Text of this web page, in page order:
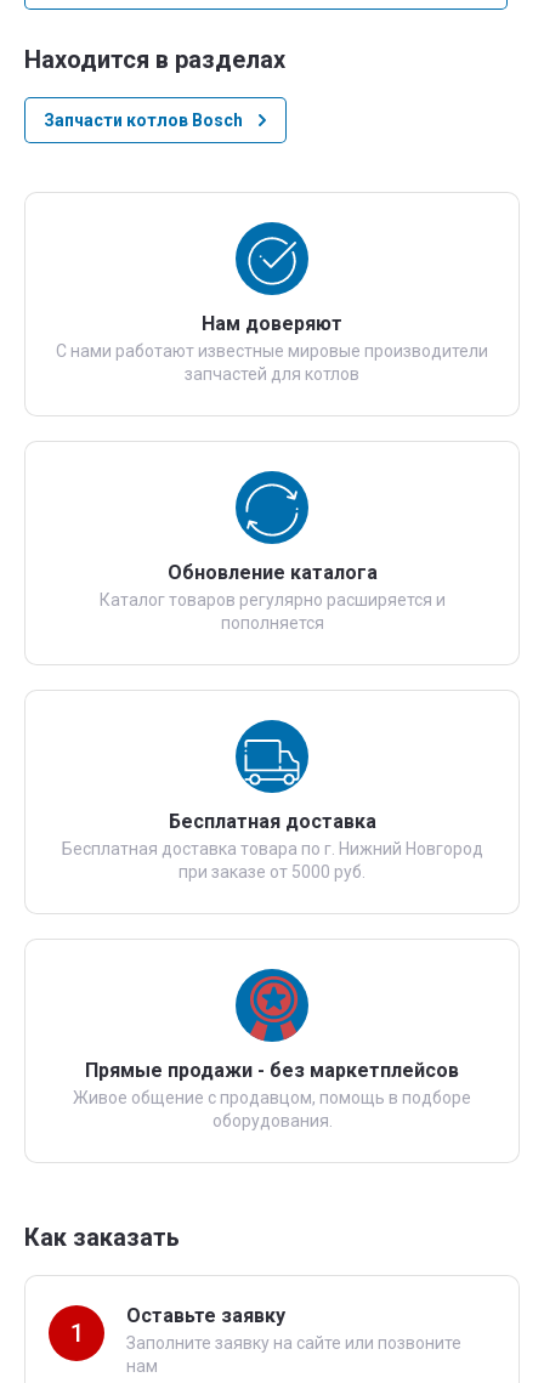
Находится в разделах
Запчасти котлов Bosch
Нам доверяют
С нами работают известные мировые производители
запчастей для котлов
Обновление каталога
Каталог товаров регулярно расширяется и
пополняется
Бесплатная доставка
Бесплатная доставка товара по г. Нижний Новгород
при заказе от 5000 руб.
Прямые продажи - без маркетплейсов
Живое общение с продавцом, помощь в подборе
оборудования.
Как заказать
1
Оставьте заявку
Заполните заявку на сайте или позвоните
нам